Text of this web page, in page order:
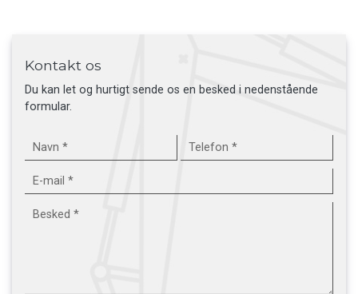
Kontakt os
Du kan let og hurtigt sende os en besked i nedenstående
formular.